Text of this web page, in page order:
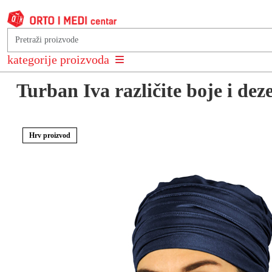
kategorije proizvoda
Natrag na: Vlasulje, turbani i marame
Turban Iva različite boje i
Hrv proizvod